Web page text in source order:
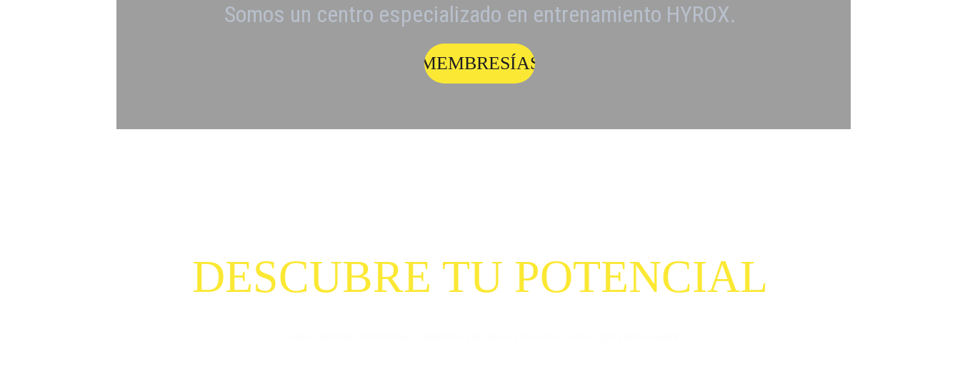
Somos un centro especializado en entrenamiento HYROX.
MEMBRESÍAS
DESCUBRE TU POTENCIAL